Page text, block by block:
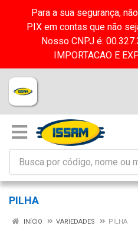
Para a sua segurança,
PIX em contas que não
Nosso CNPJ é:
IMPORTACAO E
PILHA
INÍCIO VARIEDADES PILHA